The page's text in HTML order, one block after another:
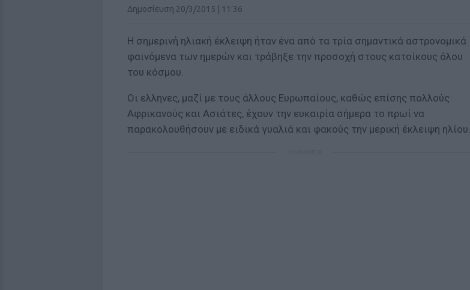
Δημοσίευση 20/3/2015 | 11:36
Η σημερινή ηλιακή έκλειψη ήταν ένα από τα τρία σημαντικά αστρονομικά
φαινόμενα των ημερών και τράβηξε την προσοχή στους κατοίκους όλου
του κόσμου.
Οι ελληνες, μαζί με τους άλλους Ευρωπαίους, καθώς επίσης πολλούς
Αφρικανούς και Ασιάτες, έχουν την ευκαιρία σήμερα το πρωί να
παρακολουθήσουν με ειδικά γυαλιά και φακούς την μερική έκλειψη ηλίου.